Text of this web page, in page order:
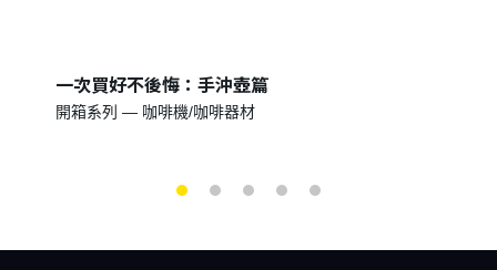
一次買好不後悔：手沖壺篇
開箱系列 — 咖啡機/咖啡器材